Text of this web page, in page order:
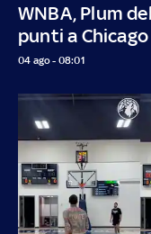
WNBA, Plum
punti a Chicago
04 ago - 08:01